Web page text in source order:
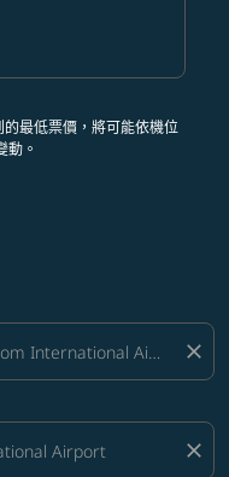
最低票價，將可能依機位
動。
close
close